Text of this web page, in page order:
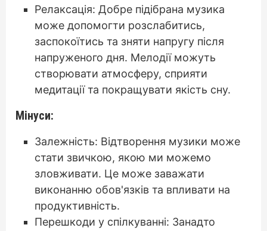
Релаксація: Добре підібрана музика
може допомогти розслабитись,
заспокоїтись та зняти напругу після
напруженого дня. Мелодії можуть
створювати атмосферу, сприяти
медитації та покращувати якість сну.
Мінуси:
Залежність: Відтворення музики може
стати звичкою, якою ми можемо
зловживати. Це може заважати
виконанню обов'язків та впливати на
продуктивність.
Перешкоди у спілкуванні: Занадто